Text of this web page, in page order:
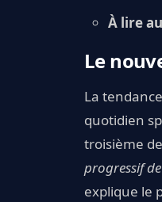
À lire
Le
La
quotidien
troisième
progressif
explique le